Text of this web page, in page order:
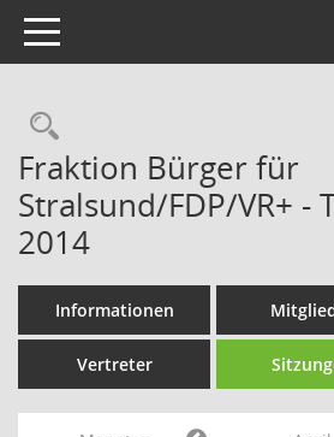
Toggle navigation
Rechercheauswahl
Fraktion Bürger für
Stralsund/FDP/VR+ -
2014
Informationen
Vertreter